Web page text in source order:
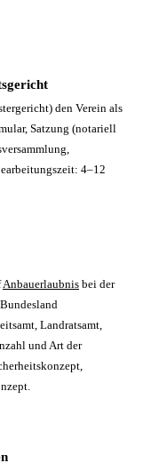
den Verein als
Satzung (notariell
4–12
Anbauerlaubnis bei der
Landratsamt,
und Art der